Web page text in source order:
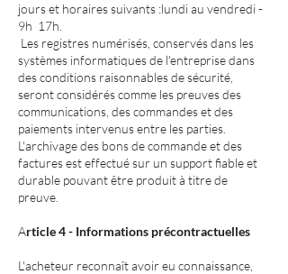
jours et horaires suivants :lundi au vendredi -
9h 17h.
Les registres numérisés, conservés dans les
systèmes informatiques de l'entreprise dans
des conditions raisonnables de sécurité,
seront considérés comme les preuves des
communications, des commandes et des
paiements intervenus entre les parties.
L'archivage des bons de commande et des
factures est effectué sur un support fiable et
durable pouvant être produit à titre de
preuve.
Article 4 - Informations précontractuelles
L'acheteur reconnaît avoir eu connaissance,